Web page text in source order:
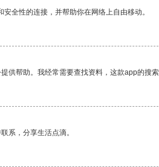
全性的连接，并帮助你在网络上自由移动。
供帮助。我经常需要查找资料，这款app的搜
系，分享生活点滴。